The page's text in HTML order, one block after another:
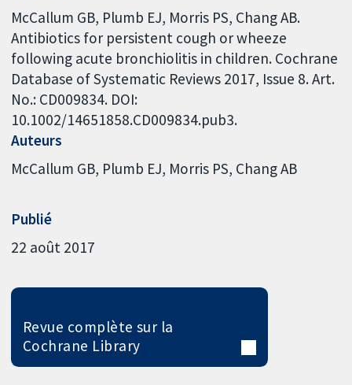
McCallum GB, Plumb EJ, Morris PS, Chang AB.
Antibiotics for persistent cough or wheeze
following acute bronchiolitis in children. Cochrane
Database of Systematic Reviews 2017, Issue 8. Art.
No.: CD009834. DOI:
10.1002/14651858.CD009834.pub3.
Auteurs
McCallum GB Plumb EJ Morris PS Chang AB
Publié
22 août 2017
Revue complète sur la
Cochrane Library